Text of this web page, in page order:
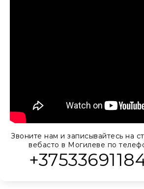
Звоните нам и записывайтесь на
вебасто в Могилеве по